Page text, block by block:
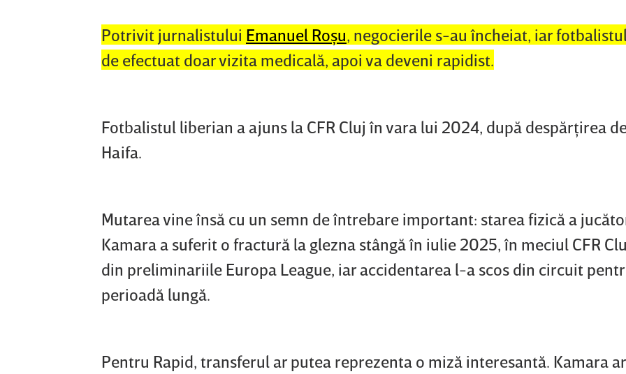
Potrivit jurnalistului Emanuel Roşu, negocierile s-au încheiat, iar
de efectuat doar vizita medicală, apoi va deveni rapidist.
Fotbalistul liberian a ajuns la CFR Cluj în vara lui 2024, după despărţirea
Haifa.
Mutarea vine însă cu un semn de întrebare important: starea fizică a
Kamara a suferit o fractură la glezna stângă în iulie 2025, în meciul CFR
din preliminariile Europa League, iar accidentarea l-a scos din circuit
perioadă lungă.
Pentru Rapid, transferul ar putea reprezenta o miză interesantă. Kamara